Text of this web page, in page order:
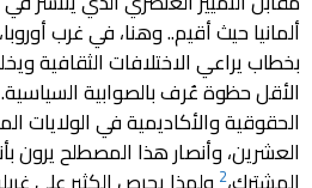
الأقل حظوة عُرف بالصوابية السياسية.
2